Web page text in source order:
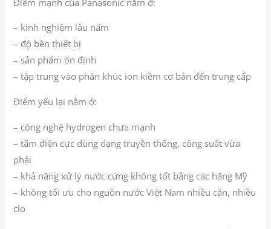
– kinh nghiệm lâu năm
– độ bền thiết bị
– sản phẩm ổn định
– tập trung vào phân khúc ion kiềm cơ bản đến trung cấp
Điểm yếu lại nằm ở:
– công nghệ hydrogen chưa mạnh
– tấm điện cực dùng dạng truyền thống, công suất vừa
phải
– khả năng xử lý nước cứng không tốt bằng các hãng Mỹ
– không tối ưu cho nguồn nước Việt Nam nhiều cặn, nhiều
clo